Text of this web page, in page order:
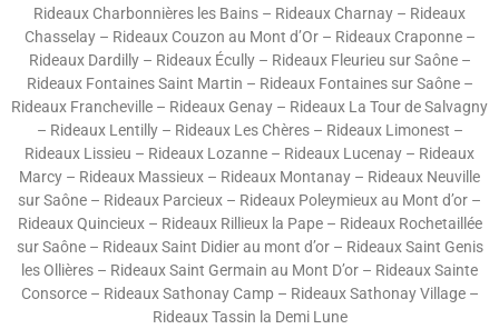
Rideaux Charbonnières les Bains – Rideaux Charnay – Rideaux
Chasselay– Rideaux Couzon au Mont d’Or– Rideaux Craponne–
Rideaux Dardilly– Rideaux Écully– Rideaux Fleurieu sur Saône–
Rideaux Fontaines Saint Martin – Rideaux Fontaines sur Saône–
Rideaux Francheville – Rideaux Genay – Rideaux La Tour de Salvagny
– Rideaux Lentilly– Rideaux Les Chères– Rideaux Limonest –
Rideaux Lissieu – Rideaux Lozanne – Rideaux Lucenay – Rideaux
Marcy – Rideaux Massieux – Rideaux Montanay – Rideaux Neuville
sur Saône – Rideaux Parcieux – Rideaux Poleymieux au Mont d’or –
Rideaux Quincieux– Rideaux Rillieux la Pape– Rideaux Rochetaillée
sur Saône– Rideaux Saint Didier au mont d’or– Rideaux Saint Genis
les Ollières – Rideaux Saint Germain au Mont D’or – Rideaux Sainte
Consorce– Rideaux Sathonay Camp – Rideaux Sathonay Village–
Rideaux Tassin la Demi Lune